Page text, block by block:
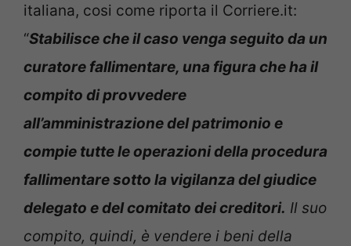
italiana, cosi come riporta il Corriere.it:
“Stabilisce che il caso venga seguito da un
curatore fallimentare, una figura che ha il
compito di provvedere
all’amministrazione del patrimonio e
compie tutte le operazioni della procedura
fallimentare sotto la vigilanza del giudice
delegato e del comitato dei creditori. Il suo
compito, quindi, è vendere i beni della